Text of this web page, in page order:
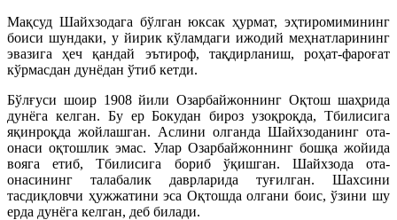
Мақсуд Шайхзодага бўлган юксак ҳурмат, эҳтиромимининг
боиси шундаки, у йирик кўламдаги ижодий меҳнатларининг
эвазига ҳеч қандай эътироф, тақдирланиш, роҳат-фароғат
кўрмасдан дунёдан ўтиб кетди.
Бўлғуси шоир 1908 йили Озарбайжоннинг Оқтош шаҳрида
дунёга келган. Бу ер Бокудан бироз узоқроқда, Тбилисига
яқинроқда жойлашган. Аслини олганда Шайхзоданинг ота-
онаси оқтошлик эмас. Улар Озарбайжоннинг бошқа жойида
вояга етиб, Тбилисига бориб ўқишган. Шайхзода ота-
онасининг талабалик даврларида туғилган. Шахсини
тасдиқловчи ҳужжатини эса Оқтошда олгани боис, ўзини шу
ерда дунёга келган, деб билади.